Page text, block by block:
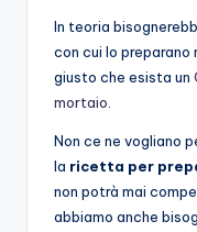
In teoria
con cui lo preparano
giusto che esista un
mortaio
Non ce ne vogliano
la ricetta per
non potrà mai
abbiamo anche